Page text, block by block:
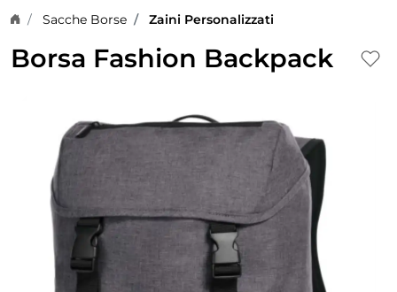
Home page
Sacche Borse Zaini Personalizzati
Borsa Fashion Backpack